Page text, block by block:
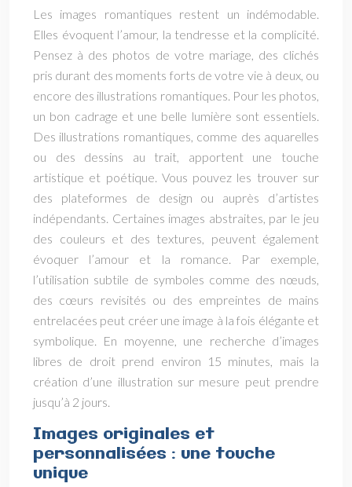
Les images romantiques restent un indémodable.
Elles évoquent l’amour, la tendresse et la complicité.
Pensez à des photos de votre mariage, des clichés
pris durant des moments forts de votre vie à deux, ou
encore des illustrations romantiques. Pour les photos,
un bon cadrage et une belle lumière sont essentiels.
Des illustrations romantiques, comme des aquarelles
ou des dessins au trait, apportent une touche
artistique et poétique. Vous pouvez les trouver sur
des plateformes de design ou auprès d’artistes
indépendants. Certaines images abstraites, par le jeu
des couleurs et des textures, peuvent également
évoquer l’amour et la romance. Par exemple,
l’utilisation subtile de symboles comme des nœuds,
des cœurs revisités ou des empreintes de mains
entrelacées peut créer une image à la fois élégante et
symbolique. En moyenne, une recherche d’images
libres de droit prend environ 15 minutes, mais la
création d’une illustration sur mesure peut prendre
jusqu’à 2 jours.
Images originales et
personnalisées : une touche
unique